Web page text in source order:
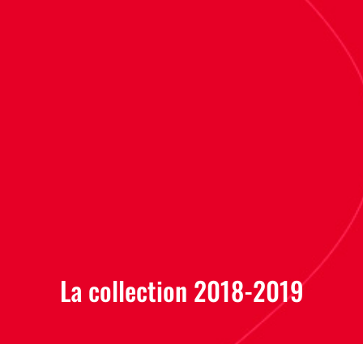
La collection 2018-2019